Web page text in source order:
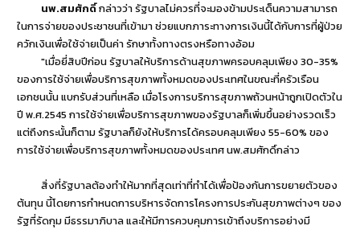
นพ.สมศักดิ์กล่าวว่า รัฐบาลไม่ควรที่จะมองข้ามประเด็นความสามารถ
ในการจ่ายของประชาชนที่เข้ามา ช่วยแบกภาระทางการเงินนี้ได้กับการที่ผู้ป่วย
ควักเงินเพื่อใช้จ่ายเป็นค่า รักษาทั้งทางตรงหรือทางอ้อม
"เมื่อยี่สิบปีก่อน รัฐบาลให้บริการด้านสุขภาพครอบคลุมเพียง 30-35%
ของการใช้จ่ายเพื่อบริการสุขภาพทั้งหมดของประเทศในขณะที่ครัวเรือน
เอกชนนั้น แบกรับส่วนที่เหลือ เมื่อโรงการบริการสุขภาพถ้วนหน้าถูกเปิดตัวใน
ปี พ.ศ.2545 การใช้จ่ายเพื่อบริการสุขภาพของรัฐบาลก็เพิ่มขึ้นอย่างรวดเร็ว
แต่ถึงกระนั้นก็ตาม รัฐบาลก็ยังให้บริการได้ครอบคลุมเพียง 55-60% ของ
การใช้จ่ายเพื่อบริการสุขภาพทั้งหมดของประเทศ นพ.สมศักดิ์กล่าว
สิ่งที่รัฐบาลต้องทำให้มากที่สุดเท่าที่ทำได้เพื่อป้องกันการขยายตัวของ
ต้นทุน นี้โดยการกำหนดการบริหารจัดการโครงการประกันสุขภาพต่างๆ ของ
รัฐที่รัดกุม มีธรรมาภิบาล และให้มีการควบคุมการเข้าถึงบริการอย่างมี